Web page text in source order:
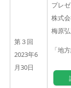
第３回
2023年6
月30日
プレ
株式
梅原
「地